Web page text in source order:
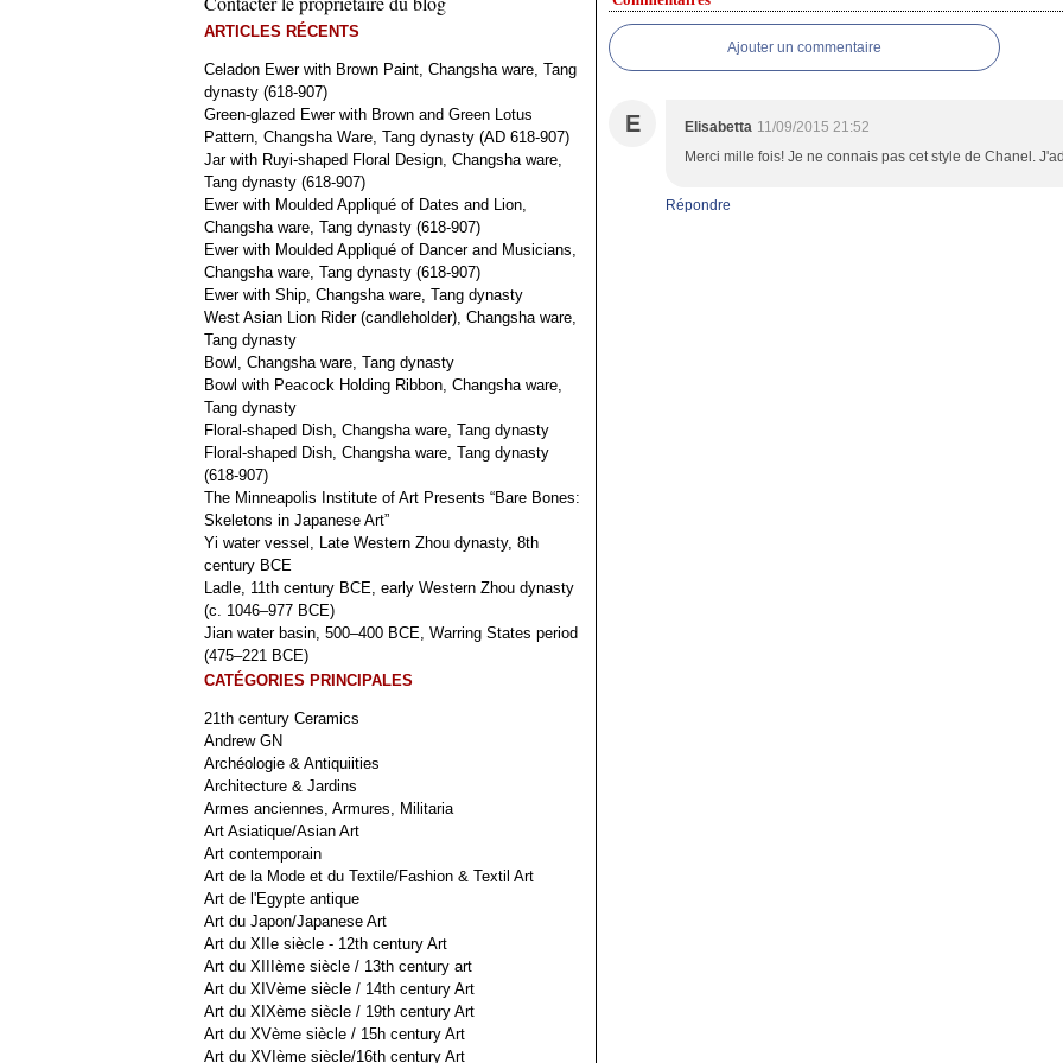
ARTICLES RÉCENTS
Celadon Ewer with Brown Paint, Changsha ware, Tang
dynasty (618-907)
Green-glazed Ewer with Brown and Green Lotus
Pattern, Changsha Ware, Tang dynasty (AD 618-907)
Jar with Ruyi-shaped Floral Design, Changsha ware,
Tang dynasty (618-907)
Ewer with Moulded Appliqué of Dates and Lion,
Changsha ware, Tang dynasty (618-907)
Ewer with Moulded Appliqué of Dancer and Musicians,
Changsha ware, Tang dynasty (618-907)
Ewer with Ship, Changsha ware, Tang dynasty
West Asian Lion Rider (candleholder), Changsha ware,
Tang dynasty
Bowl, Changsha ware, Tang dynasty
Bowl with Peacock Holding Ribbon, Changsha ware,
Tang dynasty
Floral-shaped Dish, Changsha ware, Tang dynasty
Floral-shaped Dish, Changsha ware, Tang dynasty
(618-907)
The Minneapolis Institute of Art Presents “Bare Bones:
Skeletons in Japanese Art”
Yi water vessel, Late Western Zhou dynasty, 8th
century BCE
Ladle, 11th century BCE, early Western Zhou dynasty
(c. 1046–977 BCE)
Jian water basin, 500–400 BCE, Warring States period
(475–221 BCE)
CATÉGORIES PRINCIPALES
21th century Ceramics
Andrew GN
Archéologie & Antiquiities
Architecture & Jardins
Armes anciennes, Armures, Militaria
Art Asiatique/Asian Art
Art contemporain
Art de la Mode et du Textile/Fashion & Textil Art
Art de l'Egypte antique
Art du Japon/Japanese Art
Art du XIIe siècle - 12th century Art
Art du XIIIème siècle / 13th century art
Art du XIVème siècle / 14th century Art
Art du XIXème siècle / 19th century Art
Art du XVème siècle / 15h century Art
Art du XVIème siècle/16th century Art
Ajouter un commentaire
E Elisabetta 11/09/2015 21:52
Merci mille fois! Je ne connais pas cet style de Chanel.
Répondre